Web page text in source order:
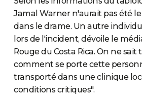
Jamal Warner n'aurait pas été
dans le drame. Un autre
lors de l'incident, dévoile le
Rouge du Costa Rica. On ne sait
comment se porte cette
transporté dans une clinique
conditions critiques".